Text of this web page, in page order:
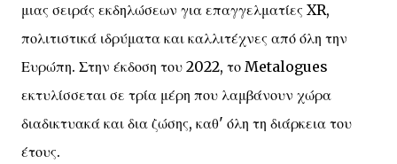
μιας σειράς εκδηλώσεων για επαγγελματίες XR,
πολιτιστικά ιδρύματα και καλλιτέχνες από όλη την
Ευρώπη. Στην έκδοση του 2022, το Metalogues
εκτυλίσσεται σε τρία μέρη που λαμβάνουν χώρα
διαδικτυακά και δια ζώσης, καθ' όλη τη διάρκεια του
έτους.